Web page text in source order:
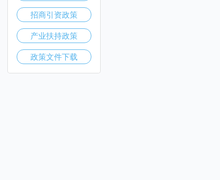
招商引资政策
产业扶持政策
政策文件下载